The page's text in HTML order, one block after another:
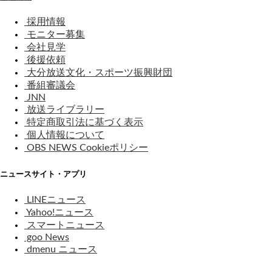
採用情報
モニター募集
会社見学
後援依頼
大分放送文化・スポーツ振興財団
番組審議会
JNN
放送ライブラリー
特定商取引法に基づく表示
個人情報について
OBS NEWS Cookieポリシー
ニュースサイト・アプリ
LINEニュース
Yahoo!ニュース
スマートニュース
goo News
dmenu ニュース